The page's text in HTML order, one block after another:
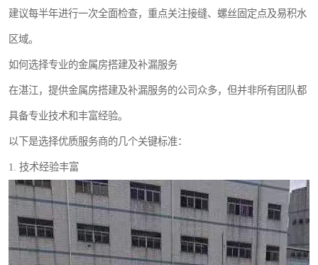
建议每半年进行一次全面检查，重点关注接缝、螺丝固定点及易积水
区域。
如何选择专业的金属房搭建及补漏服务
在湛江，提供金属房搭建及补漏服务的公司众多，但并非所有团队都
具备专业技术和丰富经验。
以下是选择优质服务商的几个关键标准：
1. 技术经验丰富